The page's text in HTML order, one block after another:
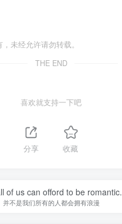
未经允许请勿转载。
THE END
喜欢就支持一下吧
分享 收藏
of us can offord to be romantic.
并不是我们所有的人都会拥有浪漫